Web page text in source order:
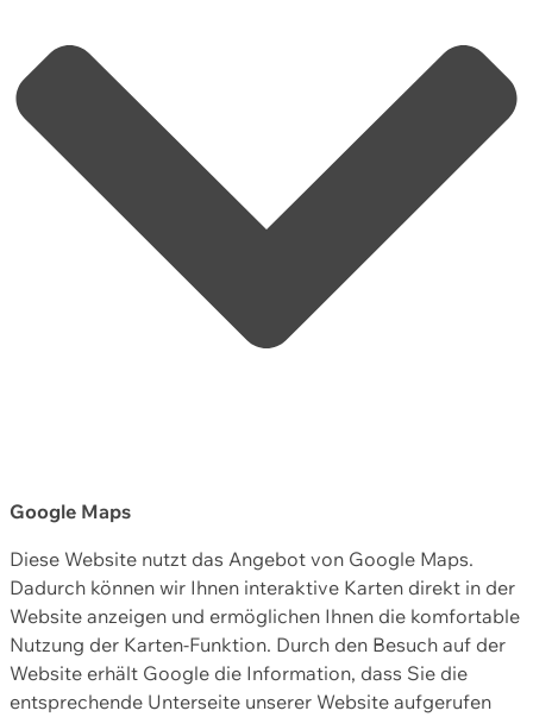
Google Maps
Diese Website nutzt das Angebot von Google Maps.
Dadurch können wir Ihnen interaktive Karten direkt in der
Website anzeigen und ermöglichen Ihnen die komfortable
Nutzung der Karten-Funktion. Durch den Besuch auf der
Website erhält Google die Information, dass Sie die
entsprechende Unterseite unserer Website aufgerufen